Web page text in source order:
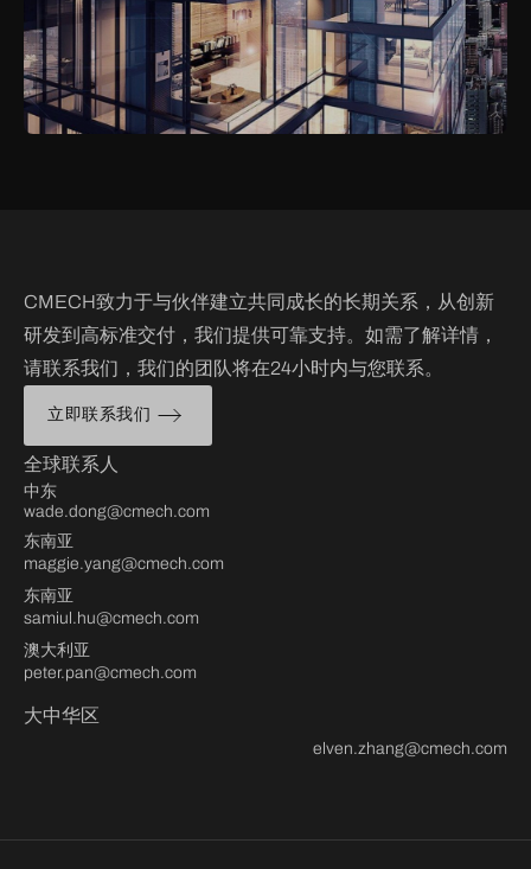
CMECH致力于与伙伴建立共同成长的长期关系，从创新
研发到高标准交付，我们提供可靠支持。如需了解详情，
请联系我们，我们的团队将在24小时内与您联系。
立即联系我们
全球联系人
中东
wade.dong@cmech.com
东南亚
maggie.yang@cmech.com
东南亚
samiul.hu@cmech.com
澳大利亚
peter.pan@cmech.com
大中华区
elven.zhang@cmech.com